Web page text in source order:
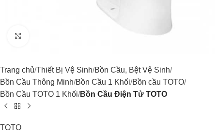
Trang chủ Thiết Bị Vệ Sinh Bồn Cầu, Bệt Vệ Sinh
Bồn Cầu Thông Minh Bồn Cầu 1 Khối Bồn cầu TOTO
Bồn Cầu TOTO 1 Khối Bồn Cầu Điện Tử TOTO
TOTO